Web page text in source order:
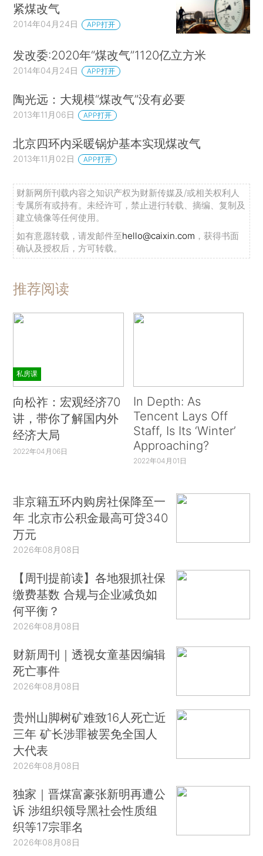
紧煤改气
2014年04月24日 APP打开
发改委:2020年“煤改气”1120亿立方米
2014年04月24日 APP打开
陶光远：大规模“煤改气”没有必要
2013年11月06日 APP打开
北京四环内采暖锅炉基本实现煤改气
2013年11月02日 APP打开
财新网所刊载内容之知识产权为财新传媒及/或相关权利人
专属所有或持有。未经许可，禁止进行转载、摘编、复制及
建立镜像等任何使用。
如有意愿转载，请发邮件至hello@caixin.com ，获得书面
确认及授权后，方可转载。
推荐阅读
私房课
向松祚：宏观经济70
讲，带你了解国内外
经济大局
2022年04月06日
In Depth: As
Tencent Lays Off
Staff, Is Its ‘Winter’
Approaching?
2022年04月01日
非京籍五环内购房社保降至一
年 北京市公积金最高可贷340
万元
2026年08月08日
【周刊提前读】各地狠抓社保
缴费基数 合规与企业减负如
何平衡？
2026年08月08日
财新周刊｜透视女童基因编辑
死亡事件
2026年08月08日
贵州山脚树矿难致16人死亡近
三年 矿长涉罪被罢免全国人
大代表
2026年08月08日
独家｜晋煤富豪张新明再遭公
诉 涉组织领导黑社会性质组
织等17宗罪名
2026年08月08日